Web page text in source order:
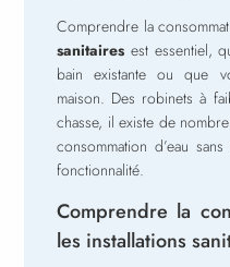
Comprendre la
sanitaires est essentiel,
bain existante ou que
maison. Des robinets à
chasse, il existe de
consommation d’eau
fonctionnalité.
Comprendre la
les installations